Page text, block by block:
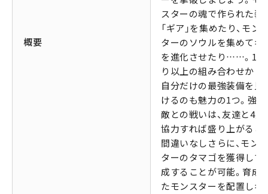
概要
スターの魂で作られた装
「ギア」を集めたり、モン
ターのソウルを集めてギ
を進化させたり……。1
り以上の組み合わせから
自分だけの最強装備を見
けるのも魅力の1つ。強
敵との戦いは、友達と4人
協力すれば盛り上がるこ
間違いなしさらに、モン
ターのタマゴを獲得して
成することが可能。育成
たモンスターを配置しギ